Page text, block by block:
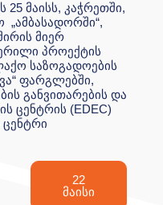
25 მაისს, კაჭრეთში,
„ამბასადორში“,
მიერ
პროექტის
საზოგადოების
ფარგლებში,
განვითარების და
ცენტრის (EDEC)
ცენტრი
22
მაისი